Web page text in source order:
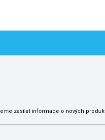
zasílat informace o nových